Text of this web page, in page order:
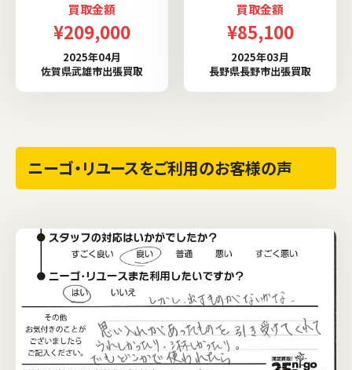
買取金額
¥209,000
2025年04月
佐賀県武雄市出張買取
買取金額
¥85,100
2025年03月
長野県長野市出張買取
ニーゴ・リユースをご利用のお客様の声